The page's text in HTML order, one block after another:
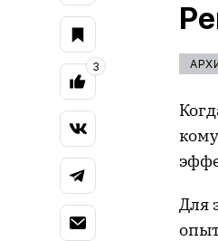
Для
3